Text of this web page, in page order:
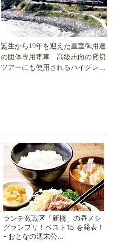
誕生から19年を迎えた皇室御用達
の団体専用電車 高級志向の貸切
ツアーにも使用されるハイグレー
ランチ激戦区「新橋」の昼メシ
グランプリ！ベスト15 を発表！
- おとなの週末公...